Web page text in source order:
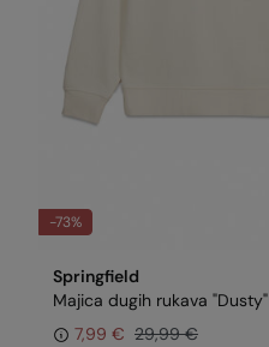
-73%
Springfield
Majica dugih rukava "Dusty"
7,99 € 29,99 €